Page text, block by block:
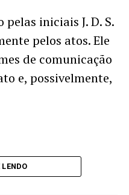
iniciais J. D. S.
pelos atos. Ele
de comunicação
e, possivelmente,